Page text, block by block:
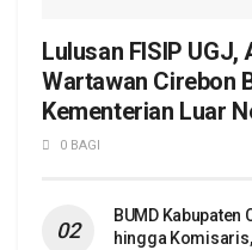
Lulusan FISIP UGJ,
Wartawan Cirebon
Kementerian Luar
0 BAGI
BUMD Kabupaten
hingga